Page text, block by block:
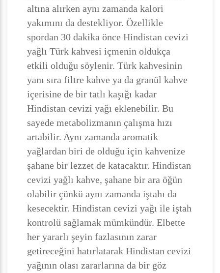
altına alırken aynı zamanda kalori
yakımını da destekliyor. Özellikle
spordan 30 dakika önce Hindistan cevizi
yağlı Türk kahvesi içmenin oldukça
etkili olduğu söylenir. Türk kahvesinin
yanı sıra filtre kahve ya da granül kahve
içerisine de bir tatlı kaşığı kadar
Hindistan cevizi yağı eklenebilir. Bu
sayede metabolizmanın çalışma hızı
artabilir. Aynı zamanda aromatik
yağlardan biri de olduğu için kahvenize
şahane bir lezzet de katacaktır. Hindistan
cevizi yağlı kahve, şahane bir ara öğün
olabilir çünkü aynı zamanda iştahı da
kesecektir. Hindistan cevizi yağı ile iştah
kontrolü sağlamak mümkündür. Elbette
her yararlı şeyin fazlasının zarar
getireceğini hatırlatarak Hindistan cevizi
yağının olası zararlarına da bir göz